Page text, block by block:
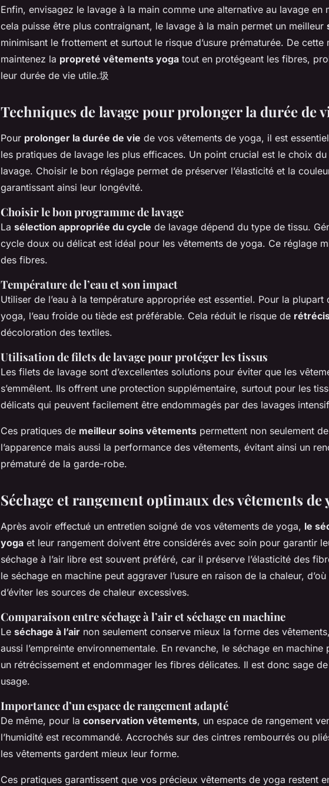
Enfin, envisagez le lavage à la main comme une alternative au lavage en
cela puisse être plus contraignant, le lavage à la main permet un meilleur
minimisant le frottement et surtout le risque d’usure prématurée. De cette
maintenez la propreté vêtements yoga tout en protégeant les fibres,
leur durée de vie utile.圾
Techniques de lavage pour prolonger la durée de
Pour prolonger la durée de vie de vos vêtements de yoga, il est
les pratiques de lavage les plus efficaces. Un point crucial est le choix
lavage. Choisir le bon réglage permet de préserver l’élasticité et la
garantissant ainsi leur longévité.
Choisir le bon programme de lavage
La sélection appropriée du cycle de lavage dépend du type de tissu.
cycle doux ou délicat est idéal pour les vêtements de yoga. Ce réglage
des fibres.
Température de l’eau et son impact
Utiliser de l’eau à la température appropriée est essentiel. Pour la plupart
yoga, l’eau froide ou tiède est préférable. Cela réduit le risque de
décoloration des textiles.
Utilisation de filets de lavage pour protéger les tissus
Les filets de lavage sont d’excellentes solutions pour éviter que les
s’emmêlent. Ils offrent une protection supplémentaire, surtout pour les
délicats qui peuvent facilement être endommagés par des lavages
Ces pratiques de meilleur soins vêtements permettent non seulement
l’apparence mais aussi la performance des vêtements, évitant ainsi un
prématuré de la garde-robe.
Séchage et rangement optimaux des vêtements de
Après avoir effectué un entretien soigné de vos vêtements de yoga, le
yoga et leur rangement doivent être considérés avec soin pour garantir
séchage à l’air libre est souvent préféré, car il préserve l’élasticité des
le séchage en machine peut aggraver l’usure en raison de la chaleur, d’où
d’éviter les sources de chaleur excessives.
Comparaison entre séchage à l’air et séchage en machine
Le séchage à l’air non seulement conserve mieux la forme des
aussi l’empreinte environnementale. En revanche, le séchage en
un rétrécissement et endommager les fibres délicates. Il est donc sage
usage.
Importance d’un espace de rangement adapté
De même, pour la conservation vêtements, un espace de rangement
l’humidité est recommandé. Accrochés sur des cintres rembourrés ou
les vêtements gardent mieux leur forme.
Ces pratiques garantissent que vos précieux vêtements de yoga restent